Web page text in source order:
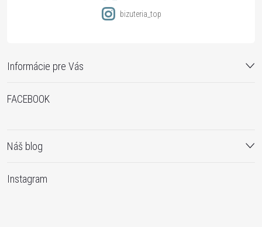
Informácie pre Vás
bizuteria_top
FACEBOOK
Náš blog
Instagram